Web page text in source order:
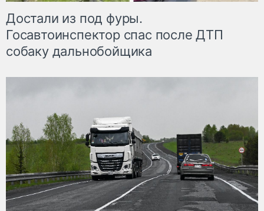
Достали из под фуры.
Госавтоинспектор спас после ДТП
собаку дальнобойщика